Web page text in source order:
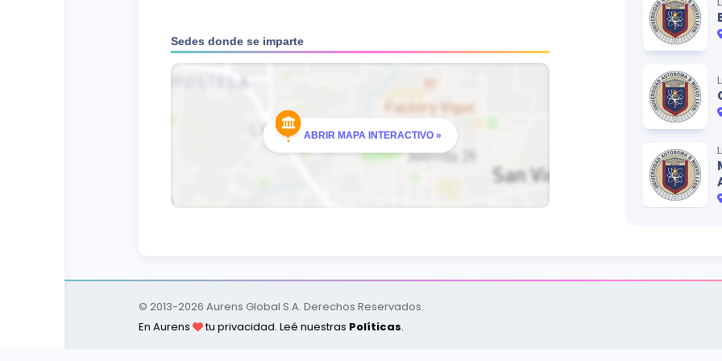
Sedes donde se imparte
ABRIR MAPA INTERACTIVO »
© 2013-2026 Aurens Global S.A. Derechos Reservados.
En Aurens
tu privacidad. Leé nuestras Políticas.